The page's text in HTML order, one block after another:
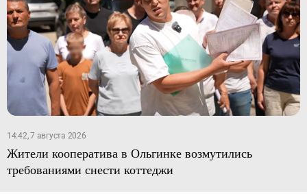
14:42, 7 августа 2026
Жители кооператива в Ольгинке возмутились
требованиями снести коттеджи